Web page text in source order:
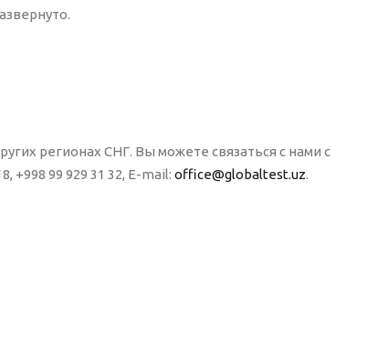
регионах СНГ. Вы можете связаться с нами с
+998 99 929 31 32, E-mail: office@globaltest.uz.